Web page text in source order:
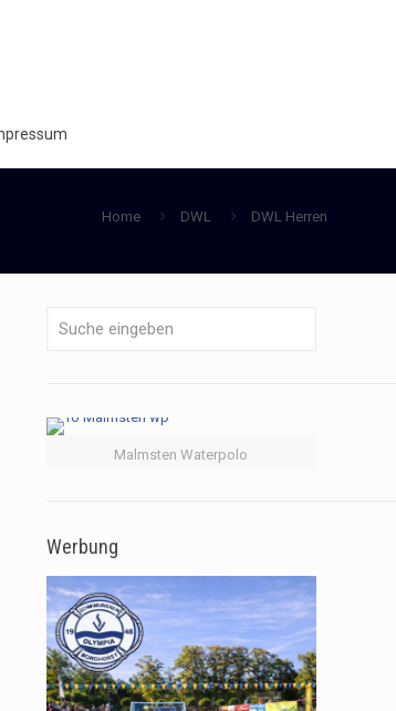
Home DWL DWL Herren
Malmsten Waterpolo
Werbung